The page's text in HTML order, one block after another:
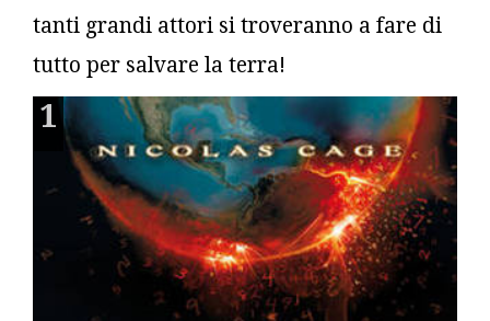
tanti grandi attori si troveranno a fare di
tutto per salvare la terra!
1